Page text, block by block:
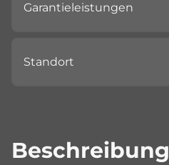
Garantieleistungen
Standort
Beschreibung